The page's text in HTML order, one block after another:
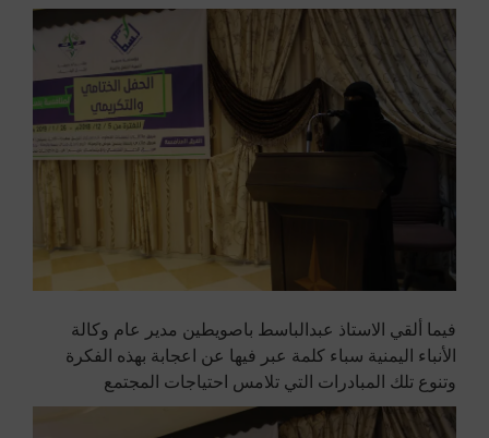
فيما ألقي الاستاذ عبدالباسط باصويطين مدير عام وكالة
الأنباء اليمنية سباء كلمة عبر فيها عن اعجابة بهذه الفكرة
وتنوع تلك المبادرات التي تلامس احتياجات المجتمع